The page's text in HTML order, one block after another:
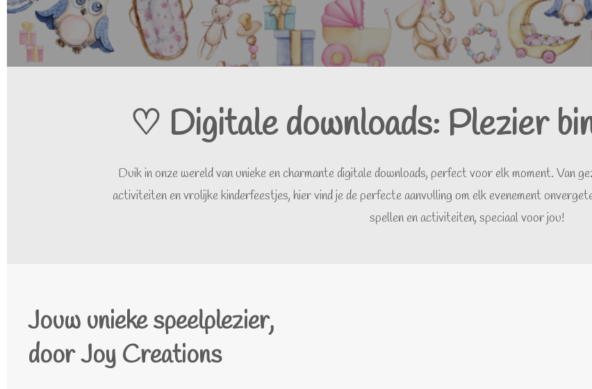
♡ Digitale downloads: Plezier
Duik in onze wereld van unieke en charmante digitale downloads, perfect voor elk moment. Van
activiteiten en vrolijke kinderfeestjes, hier vind je de perfecte aanvulling om elk evenement
spellen en activiteiten, speciaal voor jou!
Jouw unieke speelplezier,
door Joy Creations